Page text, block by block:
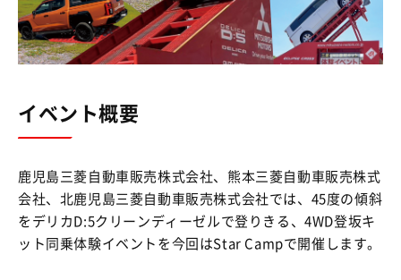
イベント概要
鹿児島三菱自動車販売株式会社、熊本三菱自動車販売株式
会社、北鹿児島三菱自動車販売株式会社では、45度の傾斜
をデリカD:5クリーンディーゼルで登りきる、4WD登坂キ
ット同乗体験イベントを今回はStar Campで開催します。